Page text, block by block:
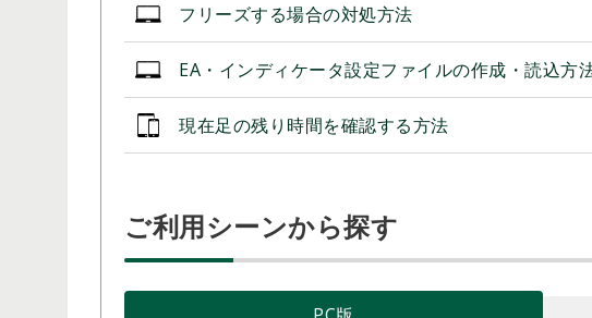
フリーズする場合の対処方法
EA・インディケータ設定ファイルの作成・読込方
現在足の残り時間を確認する方法
ご利用シーンから探す